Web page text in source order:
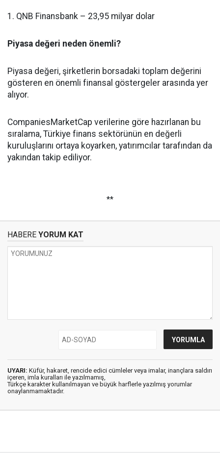
1. QNB Finansbank – 23,95 milyar dolar
Piyasa değeri neden önemli?
Piyasa değeri, şirketlerin borsadaki toplam değerini
gösteren en önemli finansal göstergeler arasında yer
alıyor.
CompaniesMarketCap verilerine göre hazırlanan bu
sıralama, Türkiye finans sektörünün en değerli
kuruluşlarını ortaya koyarken, yatırımcılar tarafından da
yakından takip ediliyor.
**
HABERE YORUM KAT
UYARI: Küfür, hakaret, rencide edici cümleler veya imalar, inançlara saldırı
içeren, imla kuralları ile yazılmamış,
Türkçe karakter kullanılmayan ve büyük harflerle yazılmış yorumlar
onaylanmamaktadır.